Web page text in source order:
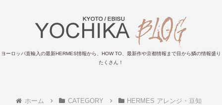
ヨーロッパ直輸入の最新HERMES情報から、HOW TO、最新作や京都情報まで目から鱗の情報盛り
たくさん！
ホーム CATEGORY
HERMES アレンジ・豆知